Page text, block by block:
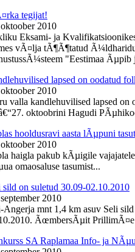
tegijat!
2010
Eksami- ja
vÃ¤lja tÃ¶Ã¶tatud
"Eestimaa
lapsed on oodatud
2010
valla kandlehuvilised lapsed
oktoobrini Hagudi
hooldusravi aasta lÃµpuni
2010
haigla pakub kÃµigile
omaosaluse tasumist...
sild on suletud 30.09-02.10.2010
2010
Angerja mnt 1,4 km asuv Seli
ÃœmbersÃµit
SA Raplamaa Info- ja